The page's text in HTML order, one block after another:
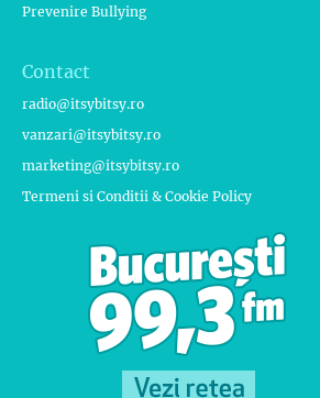
Prevenire Bullying
Contact
radio@itsybitsy.ro
vanzari@itsybitsy.ro
marketing@itsybitsy.ro
Termeni si Conditii & Cookie Policy